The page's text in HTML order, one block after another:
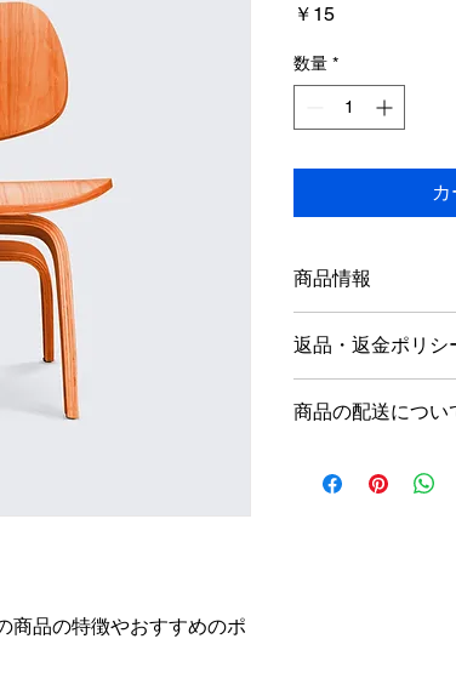
商品の特徴やおすすめのポ
￥15価
数量 *
商品情報
明に加え、商品の特
しましょう。
返品・返金ポリシ
満足しなかった場合
だけます。
商品の配送につい
する情報を入力して